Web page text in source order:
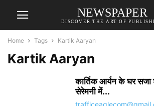
NEWSPAPER
DISCOVER THE ART OF
Home Tags Kartik Aaryan
Kartik Aaryan
कार्तिक आर्यन के घर सजा
सेरेमनी में...